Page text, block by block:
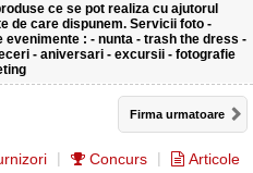
ce se pot realiza cu ajutorul
de care dispunem. Servicii foto -
: - nunta - trash the dress -
- aniversari - excursii - fotografie
Firma urmatoare
Concurs Articole